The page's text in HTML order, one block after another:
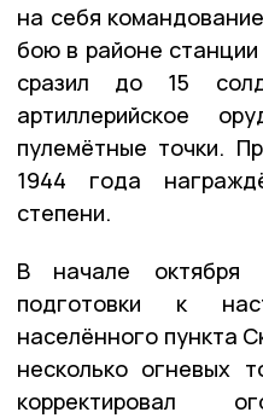
на себя
бою в районе
сразил до 15
артиллерийское
пулемётные точки.
1944 года
степени.
В начале
подготовки к
населённого пункта
несколько огневых
корректировал